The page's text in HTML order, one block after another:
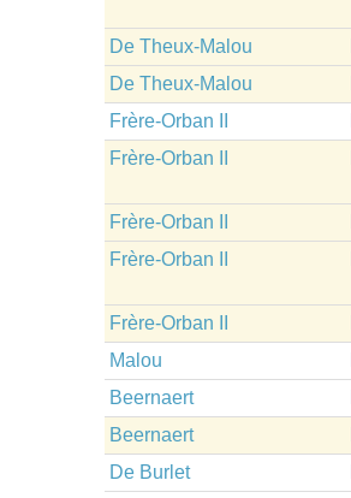
De Theux-Malou
De Theux-Malou
Frère-Orban II
Frère-Orban II
Frère-Orban II
Frère-Orban II
Frère-Orban II
Malou
Beernaert
Beernaert
De Burlet